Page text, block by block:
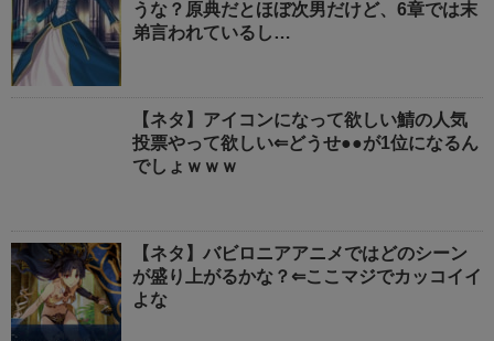
うな？原典だとほぼ次男だけど、6章では末
弟言われているし…
【ネタ】アイコンになって欲しい鯖の人気
投票やって欲しい⇐どうせ●●が1位になるん
でしょｗｗｗ
【ネタ】バビロニアアニメではどのシーン
が盛り上がるかな？⇐ここマジでカッコイイ
よな